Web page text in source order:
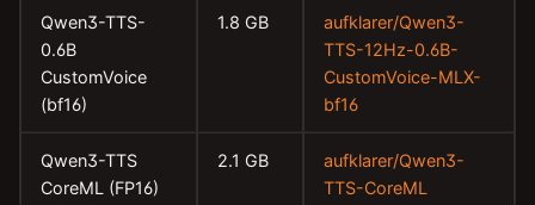
Qwen3-TTS-
0.6B
CustomVoice
(bf16)
1.8 GB
aufklarer/Qwen3-
TTS-12Hz-0.6B-
CustomVoice-MLX-
bf16
Qwen3-TTS
CoreML (FP16)
2.1 GB
aufklarer/Qwen3-
TTS-CoreML